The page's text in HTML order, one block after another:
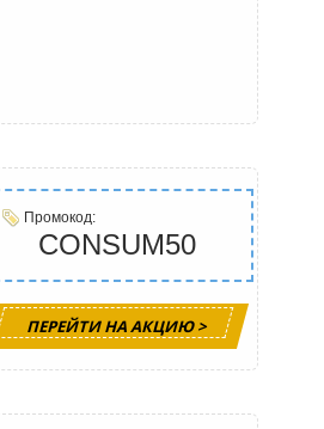
Промокод:
CONSUM50
ПЕРЕЙТИ НА АКЦИЮ >